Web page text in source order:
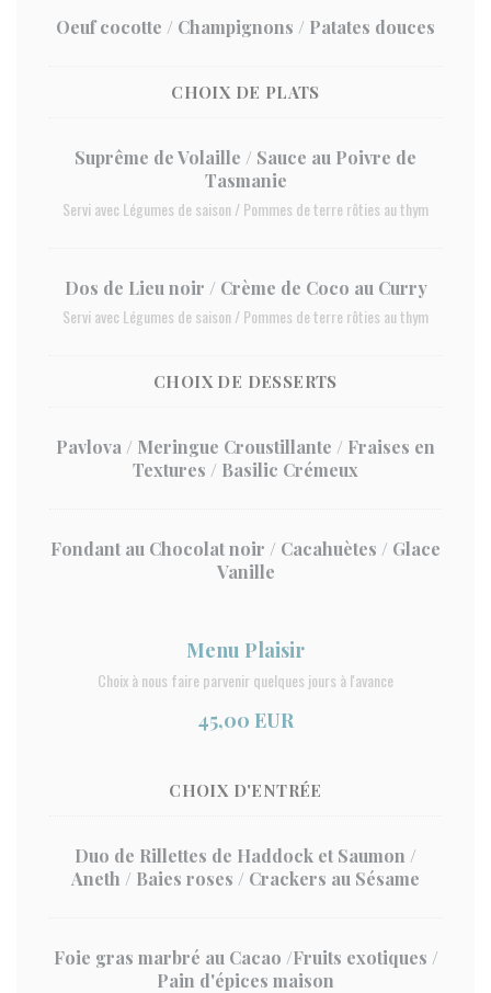
Oeuf cocotte / Champignons / Patates douces
CHOIX DE PLATS
Suprême de Volaille / Sauce au Poivre de
Tasmanie
Servi avec Légumes de saison / Pommes de terre rôties au thym
Dos de Lieu noir / Crème de Coco au Curry
Servi avec Légumes de saison / Pommes de terre rôties au thym
CHOIX DE DESSERTS
Pavlova / Meringue Croustillante / Fraises en
Textures / Basilic Crémeux
Fondant au Chocolat noir / Cacahuètes / Glace
Vanille
Menu Plaisir
Choix à nous faire parvenir quelques jours à l'avance
45,00 EUR
CHOIX D'ENTRÉE
Duo de Rillettes de Haddock et Saumon /
Aneth / Baies roses / Crackers au Sésame
Foie gras marbré au Cacao /Fruits exotiques /
Pain d'épices maison